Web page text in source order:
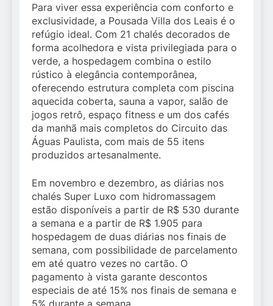
Para viver essa experiência com conforto e
exclusividade, a Pousada Villa dos Leais é o
refúgio ideal. Com 21 chalés decorados de
forma acolhedora e vista privilegiada para o
verde, a hospedagem combina o estilo
rústico à elegância contemporânea,
oferecendo estrutura completa com piscina
aquecida coberta, sauna a vapor, salão de
jogos retrô, espaço fitness e um dos cafés
da manhã mais completos do Circuito das
Águas Paulista, com mais de 55 itens
produzidos artesanalmente.
Em novembro e dezembro, as diárias nos
chalés Super Luxo com hidromassagem
estão disponíveis a partir de R$ 530 durante
a semana e a partir de R$ 1.905 para
hospedagem de duas diárias nos finais de
semana, com possibilidade de parcelamento
em até quatro vezes no cartão. O
pagamento à vista garante descontos
especiais de até 15% nos finais de semana e
5% durante a semana.